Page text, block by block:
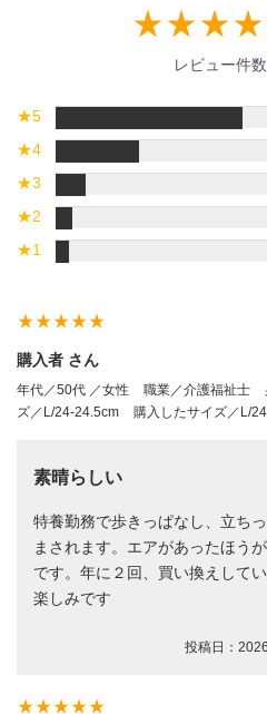
star_rate star_rate star_rate star_rate
レビュー件
★5
★4
★3
★2
★1
star_ratestar_ratestar_ratestar_ratestar_rate
購入者 さん
年代／50代 ／女性 職業／介護福祉士
ズ／L/24-24.5cm
購入したサイズ／L/
素晴らしい
特養勤務で歩きっぱなし、立ち
まされます。エアがあったほう
です。年に２回、買い換えして
楽しみです
投稿日：
star_ratestar_ratestar_ratestar_ratestar_rate